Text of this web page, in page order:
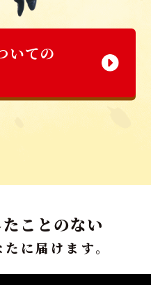
いての
ことのない
に届けます。